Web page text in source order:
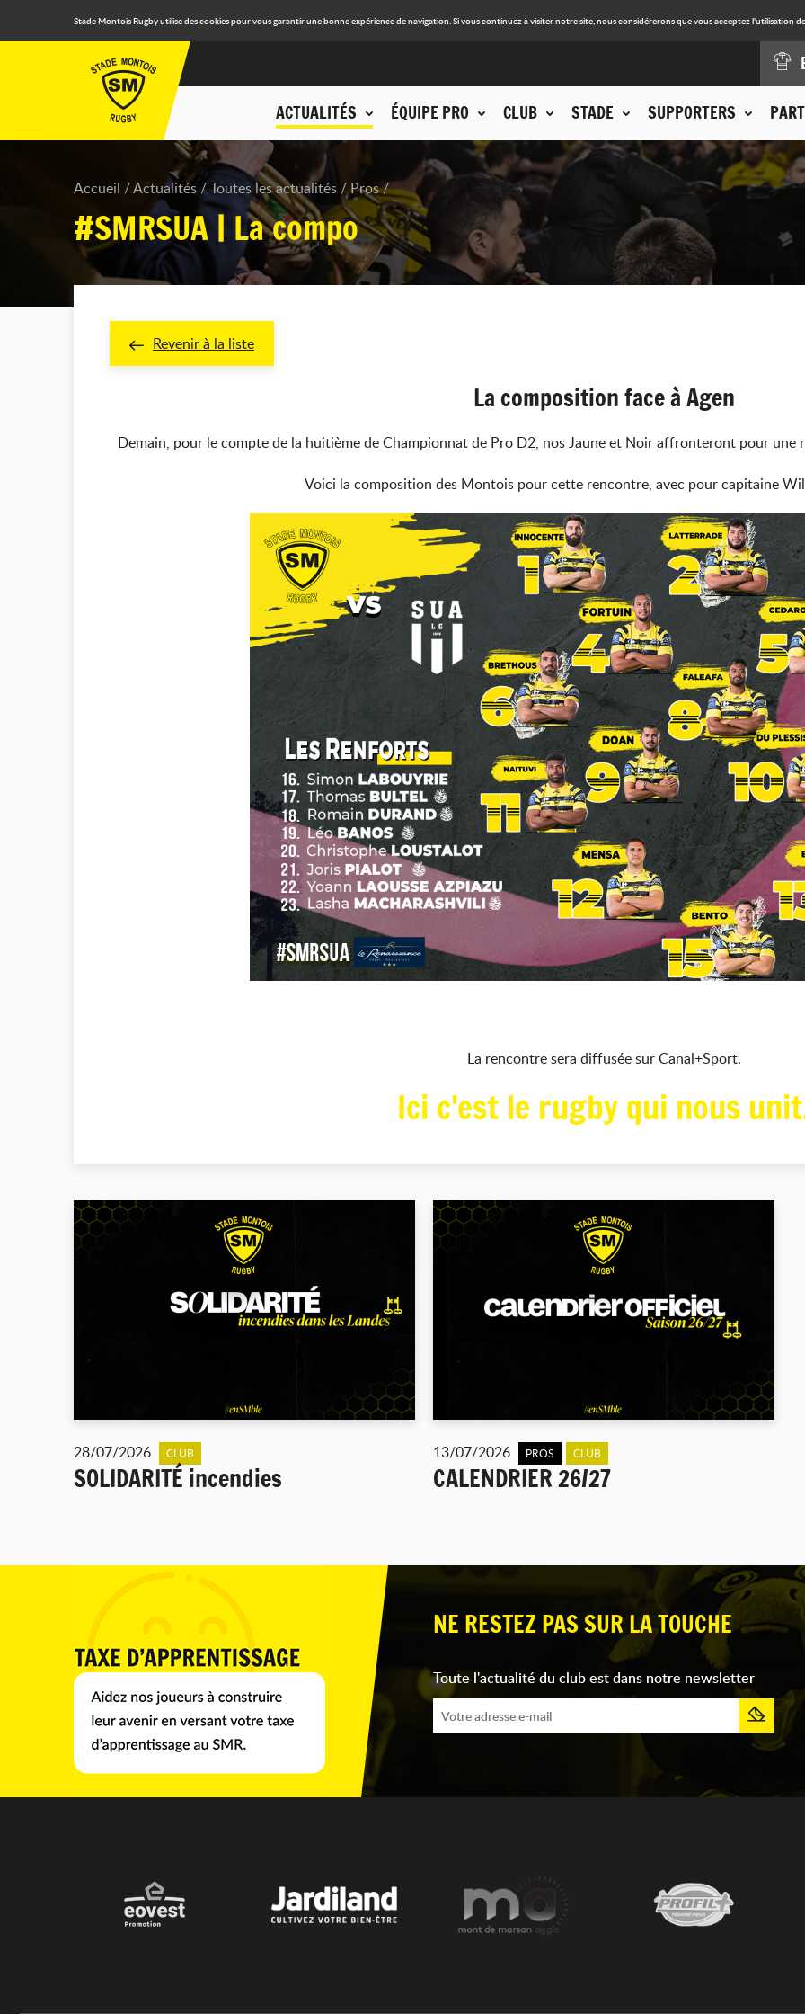
Stade Montois Rugby utilise des cookies pour vous garantir une bonne expérience de navigation. Si vous continuez à visiter notre site, nous considérerons que vous acceptez l'utilisation
ACTUALITÉS ÉQUIPE PRO CLUB STADE SUPPORTERS
Accueil Actualités Toutes les actualités Pros
#SMRSUA | La compo
Revenir à la liste
La composition face à Agen
Demain, pour le compte de la huitième de Championnat de Pro D2, nos Jaune et Noir affronteront pour une
Voici la composition des Montois pour cette rencontre, avec pour capitaine
La rencontre sera diffusée sur Canal+Sport.
Ici c'est le rugby qui nous
28/07/2026 CLUB
SOLIDARITÉ incendies
13/07/2026 PROS CLUB
CALENDRIER 26/27
NE RESTEZ PAS SUR LA TOUCHE
Toute l'actualité du club est dans notre newsletter